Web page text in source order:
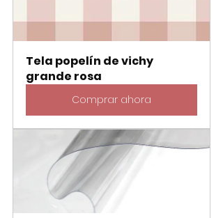
Tela popelín de vichy
grande rosa
Comprar ahora